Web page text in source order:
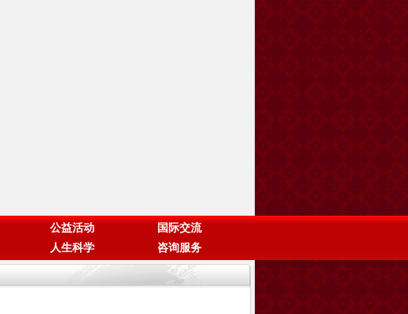
公益活动
国际交流
人生科学 咨询服务